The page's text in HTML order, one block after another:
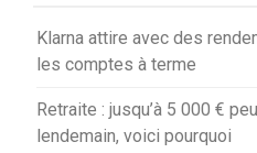
Klarna attire avec des
les comptes à terme
Retraite : jusqu’à 5 000 €
lendemain, voici pourquoi